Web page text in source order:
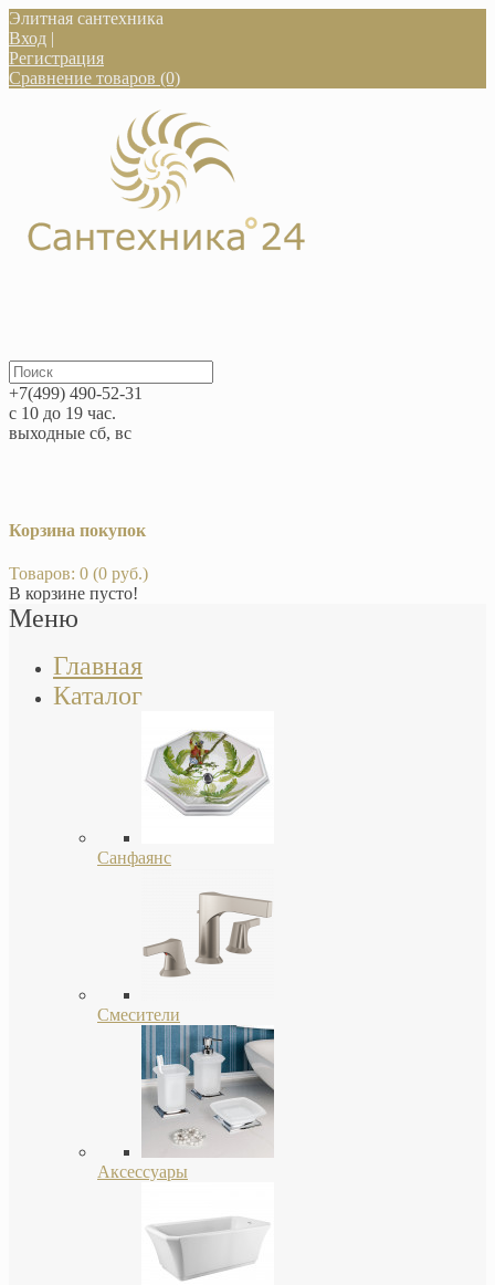
Элитная сантехника
Вход |
Регистрация
Сравнение товаров (0)
+7(499) 490-52-31
с 10 до 19 час.
выходные сб, вс
Корзина покупок
Товаров: 0 (0 руб.)
В корзине пусто!
Меню
Главная
Каталог
Санфаянс
Смесители
Аксессуары